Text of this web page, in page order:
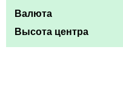
Валюта
Высота центра